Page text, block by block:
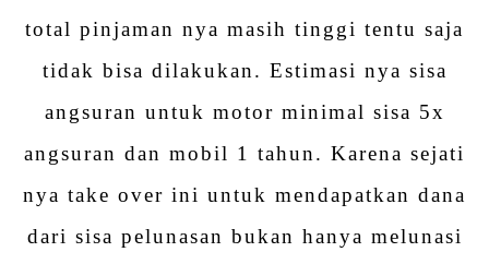
total pinjaman nya masih tinggi tentu saja
tidak bisa dilakukan. Estimasi nya sisa
angsuran untuk motor minimal sisa 5x
angsuran dan mobil 1 tahun. Karena sejati
nya take over ini untuk mendapatkan dana
dari sisa pelunasan bukan hanya melunasi